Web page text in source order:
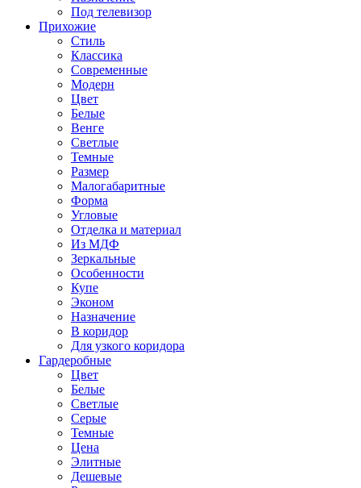
Под телевизор
Прихожие
Стиль
Классика
Современные
Модерн
Цвет
Белые
Венге
Светлые
Темные
Размер
Малогабаритные
Форма
Угловые
Отделка и материал
Из МДФ
Зеркальные
Особенности
Купе
Эконом
Назначение
В коридор
Для узкого коридора
Гардеробные
Цвет
Белые
Светлые
Серые
Темные
Цена
Элитные
Дешевые